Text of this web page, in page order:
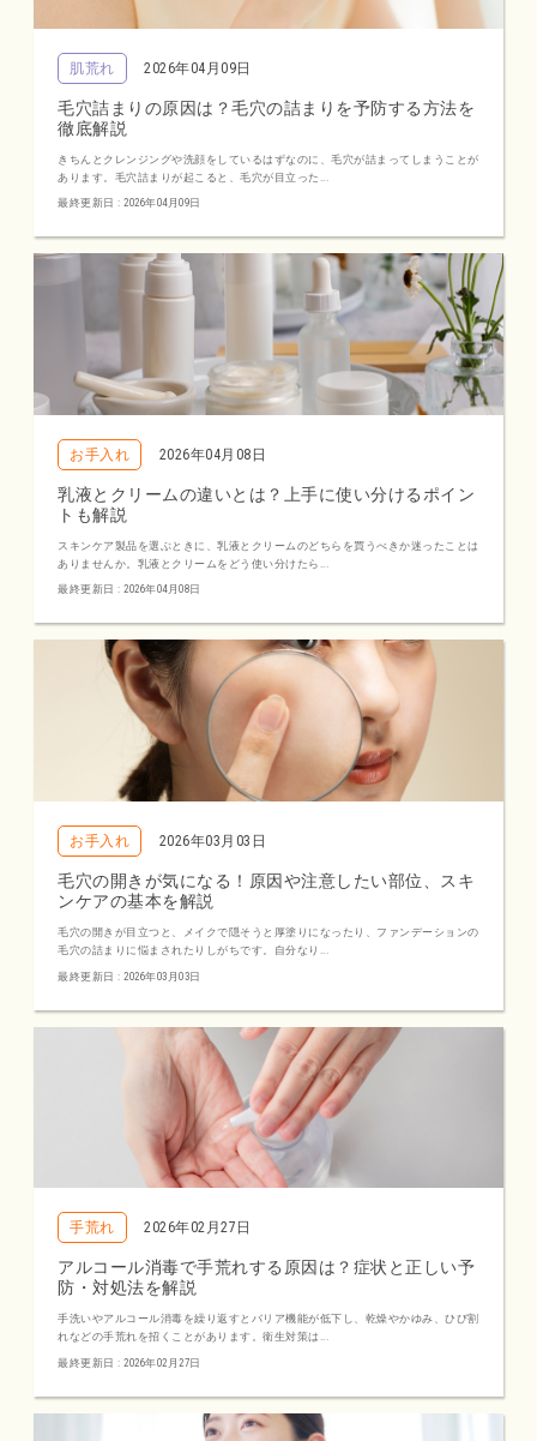
肌荒れ 2026年04月09日
毛穴詰まりの原因は？毛穴の詰まりを予防する方法を
徹底解説
きちんとクレンジングや洗顔をしているはずなのに、毛穴が詰まってしまうことが
あります。毛穴詰まりが起こると、毛穴が目立った...
最終更新日 : 2026年04月09日
お手入れ 2026年04月08日
乳液とクリームの違いとは？上手に使い分けるポイン
トも解説
スキンケア製品を選ぶときに、乳液とクリームのどちらを買うべきか迷ったことは
ありませんか。乳液とクリームをどう使い分けたら...
最終更新日 : 2026年04月08日
お手入れ 2026年03月03日
毛穴の開きが気になる！原因や注意したい部位、スキ
ンケアの基本を解説
毛穴の開きが目立つと、メイクで隠そうと厚塗りになったり、ファンデーションの
毛穴の詰まりに悩まされたりしがちです。自分なり...
最終更新日 : 2026年03月03日
手荒れ 2026年02月27日
アルコール消毒で手荒れする原因は？症状と正しい予
防・対処法を解説
手洗いやアルコール消毒を繰り返すとバリア機能が低下し、乾燥やかゆみ、ひび割
れなどの手荒れを招くことがあります。衛生対策は...
最終更新日 : 2026年02月27日